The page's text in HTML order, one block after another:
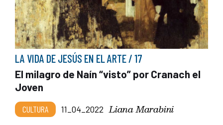
LA VIDA DE JESÚS EN EL ARTE / 17
El milagro de Naín “visto” por Cranach el
Joven
CULTURA 11_04_2022 Liana Marabini